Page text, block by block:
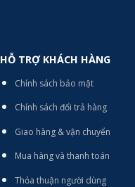
HỖ TRỢ KHÁCH HÀNG
Chính sách bảo mật
Chính sách đổi trả hàng
Giao hàng & vận chuyển
Mua hàng và thanh toán
Thỏa thuận người dùng